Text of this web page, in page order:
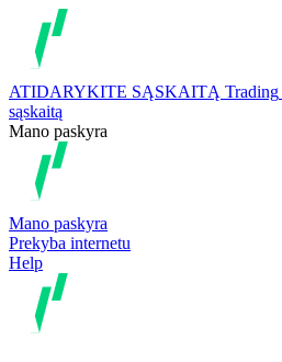
ATIDARYKITE SĄSKAITĄ Trading
sąskaitą
Mano paskyra
Mano paskyra
Prekyba internetu
Help